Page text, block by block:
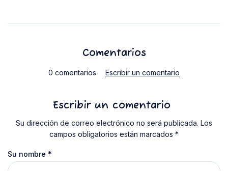
Comentarios
0 comentarios Escribir un comentario
Escribir un comentario
Su dirección de correo electrónico no será publicada. Los
campos obligatorios están marcados *
Su nombre *